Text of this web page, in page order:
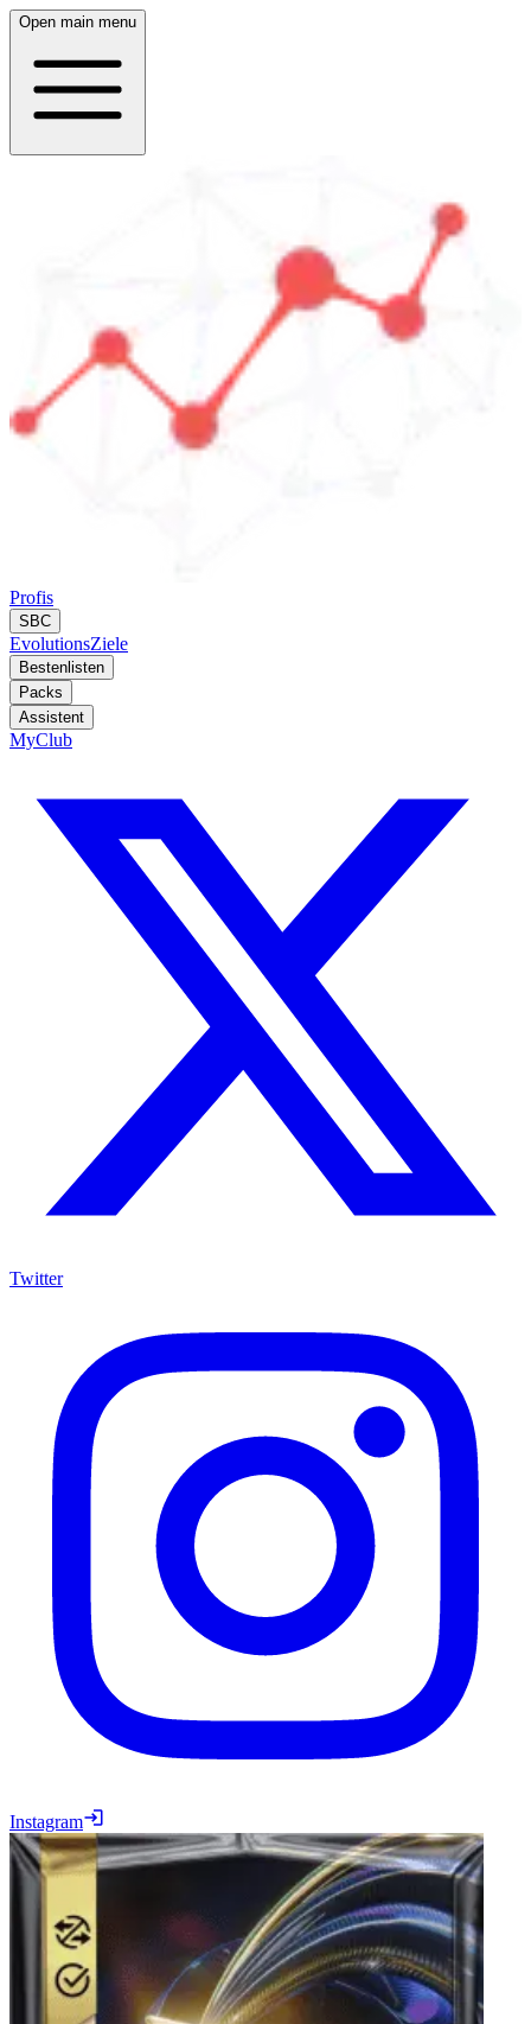
Open main menu
Profis
SBC
EvolutionsZiele
Bestenlisten
Packs
Assistent
MyClub
Twitter
Instagram